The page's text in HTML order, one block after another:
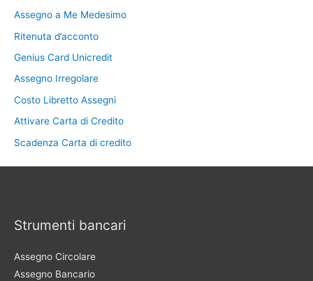
Assegno a Me Medesimo
Ritenuta d’acconto
Genius Card Unicredit
Assegno Irregolare
Costo Libretto Assegni
Attivare Carta di Credito
Scadenza Carta di credito
Strumenti bancari
Assegno Circolare
Assegno Bancario